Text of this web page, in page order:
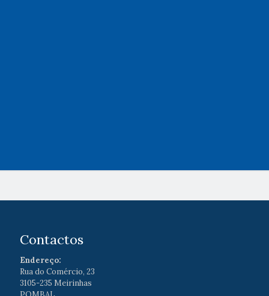
Contactos
Endereço:
Rua do Comércio, 23
3105-235 Meirinhas